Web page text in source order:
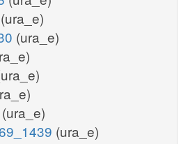
(ura_e)
(ura_e)
(ura_e)
(ura_e)